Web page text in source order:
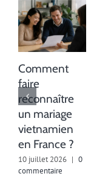
Comment
faire
reconnaître
un mariage
vietnamien
en France ?
10 juillet 2026 | 0
commentaire